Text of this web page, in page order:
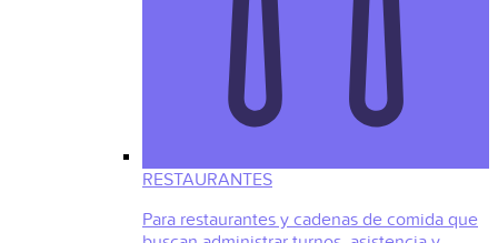
RESTAURANTES
Para restaurantes y cadenas de comida que